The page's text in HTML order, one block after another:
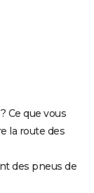
Ce que vous
la route des
des pneus de